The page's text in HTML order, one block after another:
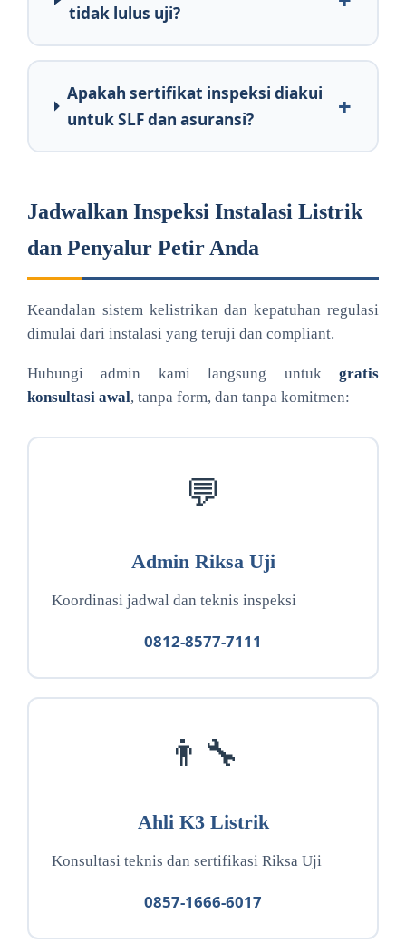
tidak lulus uji?
Apakah sertifikat inspeksi diakui
untuk SLF dan asuransi?
Jadwalkan Inspeksi Instalasi Listrik
dan Penyalur Petir Anda
Keandalan sistem kelistrikan dan kepatuhan regulasi
dimulai dari instalasi yang teruji dan compliant.
Hubungi admin kami langsung untuk gratis
konsultasi awal, tanpa form, dan tanpa komitmen:
💬
Admin Riksa Uji
Koordinasi jadwal dan teknis inspeksi
0812-8577-7111
👨‍🔧
Ahli K3 Listrik
Konsultasi teknis dan sertifikasi Riksa Uji
0857-1666-6017